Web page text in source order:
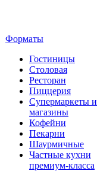
Форматы
Гостиницы
Столовая
Ресторан
Пиццерия
Супермаркеты и
магазины
Кофейни
Пекарни
Шаурмичные
Частные кухни
премиум-класса